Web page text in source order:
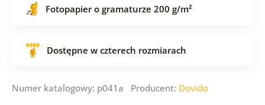
Fotopapier o gramaturze 200 g/m²
Dostępne w czterech rozmiarach
Numer katalogowy: p041a Producent: Dovido